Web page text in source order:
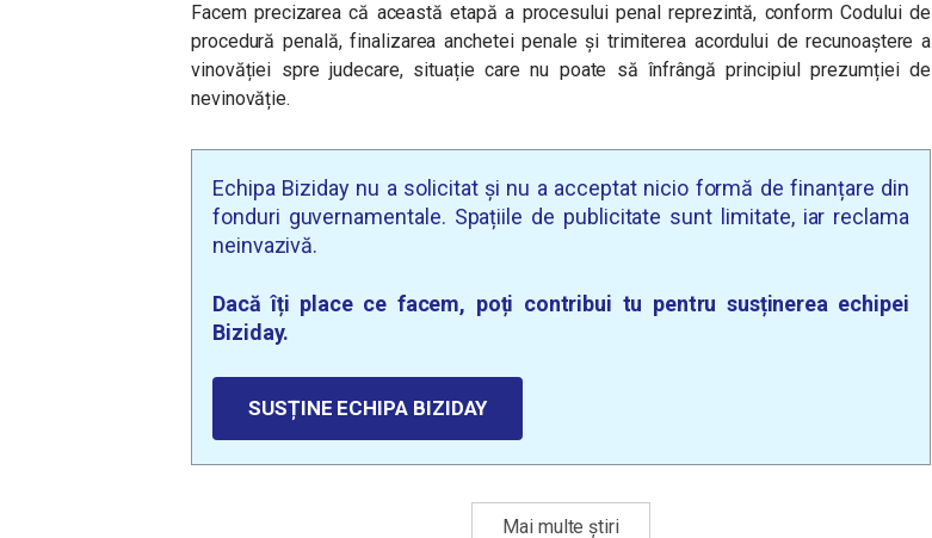
Facem precizarea că această etapă a procesului penal reprezintă, conform Codului de
procedură penală, finalizarea anchetei penale și trimiterea acordului de recunoaștere a
vinovăției spre judecare, situație care nu poate să înfrângă principiul prezumției de
nevinovăție.
Echipa Biziday nu a solicitat și nu a acceptat nicio formă de finanțare din
fonduri guvernamentale. Spațiile de publicitate sunt limitate, iar reclama
neinvazivă.
Dacă îți place ce facem, poți contribui tu pentru susținerea echipei
Biziday.
SUSȚINE ECHIPA BIZIDAY
Mai multe știri